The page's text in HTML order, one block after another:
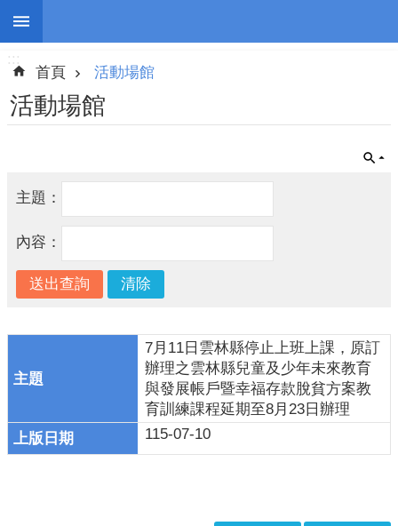
跳到主要內容區塊
進
階
搜
尋
停
停
防
新
公
告
:::
首頁 活動場館
活動場館
主題：
內容：
7月11日雲林縣停止上班上課，原訂
辦理之雲林縣兒童及少年未來教育
與發展帳戶暨幸福存款脫貧方案教
育訓練課程延期至8月23日辦理
115-07-10